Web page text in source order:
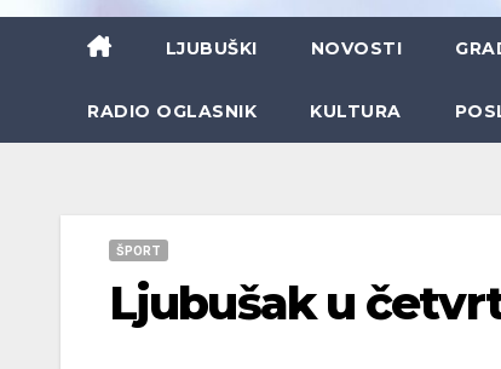
LJUBUŠKI NOVOSTI
RADIO OGLASNIK KULTURA
ŠPORT
Ljubušak u